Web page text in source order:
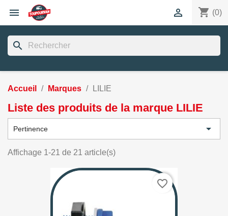
 shopping_cart (0)

search
Accueil Marques LILIE
Liste des produits de la marque LILIE
Pertinence 
Affichage 1-21 de 21 article(s)
favorite_border